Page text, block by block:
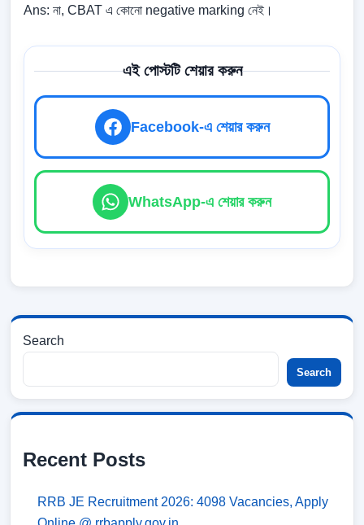
Ans: না, CBAT এ কোনো negative marking নেই।
এই পোস্টটি শেয়ার করুন
Facebook-এ শেয়ার করুন
WhatsApp-এ শেয়ার করুন
Search
Search
Recent Posts
RRB JE Recruitment 2026: 4098 Vacancies, Apply